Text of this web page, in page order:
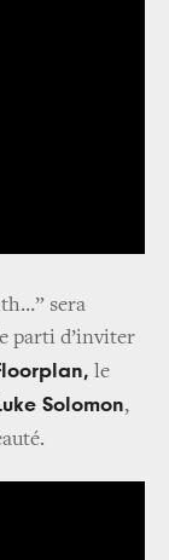
sera
parti d’inviter
le
Solomon,